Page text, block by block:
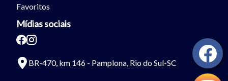
Favoritos
Mídias sociais
BR-470, km 146 - Pamplona, Rio do Sul-SC